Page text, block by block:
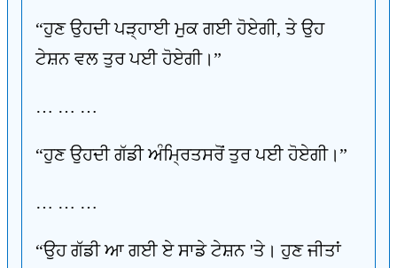
“ਹੁਣ ਉਹਦੀ ਪੜ੍ਹਾਈ ਮੁਕ ਗਈ ਹੋਏਗੀ, ਤੇ ਉਹ
ਟੇਸ਼ਨ ਵਲ ਤੁਰ ਪਈ ਹੋਏਗੀ।”
… … …
“ਹੁਣ ਉਹਦੀ ਗੱਡੀ ਅੰਮ੍ਰਿਤਸਰੋਂ ਤੁਰ ਪਈ ਹੋਏਗੀ।”
… … …
“ਉਹ ਗੱਡੀ ਆ ਗਈ ਏ ਸਾਡੇ ਟੇਸ਼ਨ 'ਤੇ। ਹੁਣ ਜੀਤਾਂ